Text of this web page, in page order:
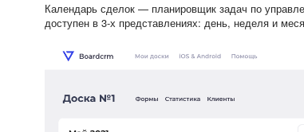
Календарь сделок — планировщик задач по
доступен в 3-х представлениях: день, неделя и